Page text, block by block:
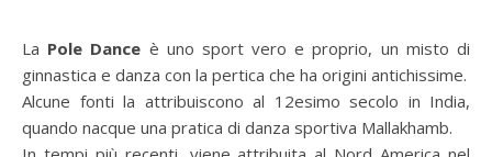
La Pole Dance è uno sport vero e proprio, un misto di
ginnastica e danza con la pertica che ha origini antichissime.
Alcune fonti la attribuiscono al 12esimo secolo in India,
quando nacque una pratica di danza sportiva Mallakhamb.